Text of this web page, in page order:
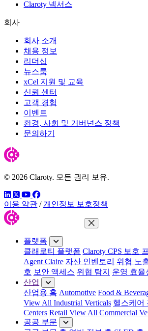
Claroty 넥서스
회사
회사 소개
채용 정보
리더십
뉴스룸
xCel 지원 및 교육
신뢰 센터
고객 경험
이벤트
환경, 사회 및 거버넌스 정책
문의하기
© 2026 Claroty. 모든 권리 보유.
링크드인
트위터유튜브
페이스북
이용 약관 / 개인정보 보호정책
메뉴 닫기
플랫폼
클래로티 플랫폼 Claroty CPS 보호
Agent Claire 자산 인벤토리 위협 노
호 보안 액세스 위협 탐지 운영 효율
산업
산업용 홈 Automotive Food &
View All Industrial Verticals 헬스케어
Centers Retail View All Commercial
공공 부문